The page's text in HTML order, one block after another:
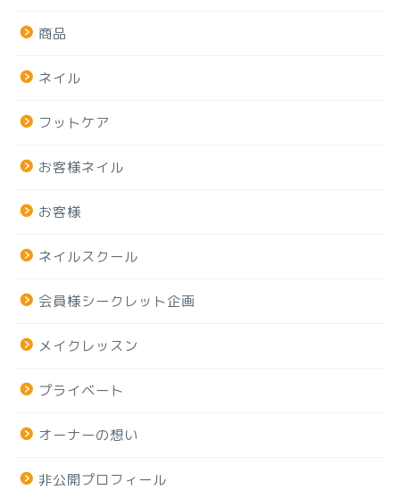
商品
ネイル
フットケア
お客様ネイル
お客様
ネイルスクール
会員様シークレット企画
メイクレッスン
プライベート
オーナーの想い
非公開プロフィール